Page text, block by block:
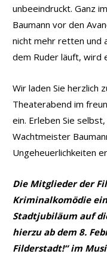
unbeeindruckt. Ganz
Baumann vor den
nicht mehr retten und
dem Ruder läuft, wird
Wir laden Sie herzlich
Theaterabend im
ein. Erleben Sie
Wachtmeister
Ungeheuerlichkeiten
Die Mitglieder der
Kriminalkomödie
Stadtjubiläum auf
hierzu ab dem 8.
Filderstadt!“ im